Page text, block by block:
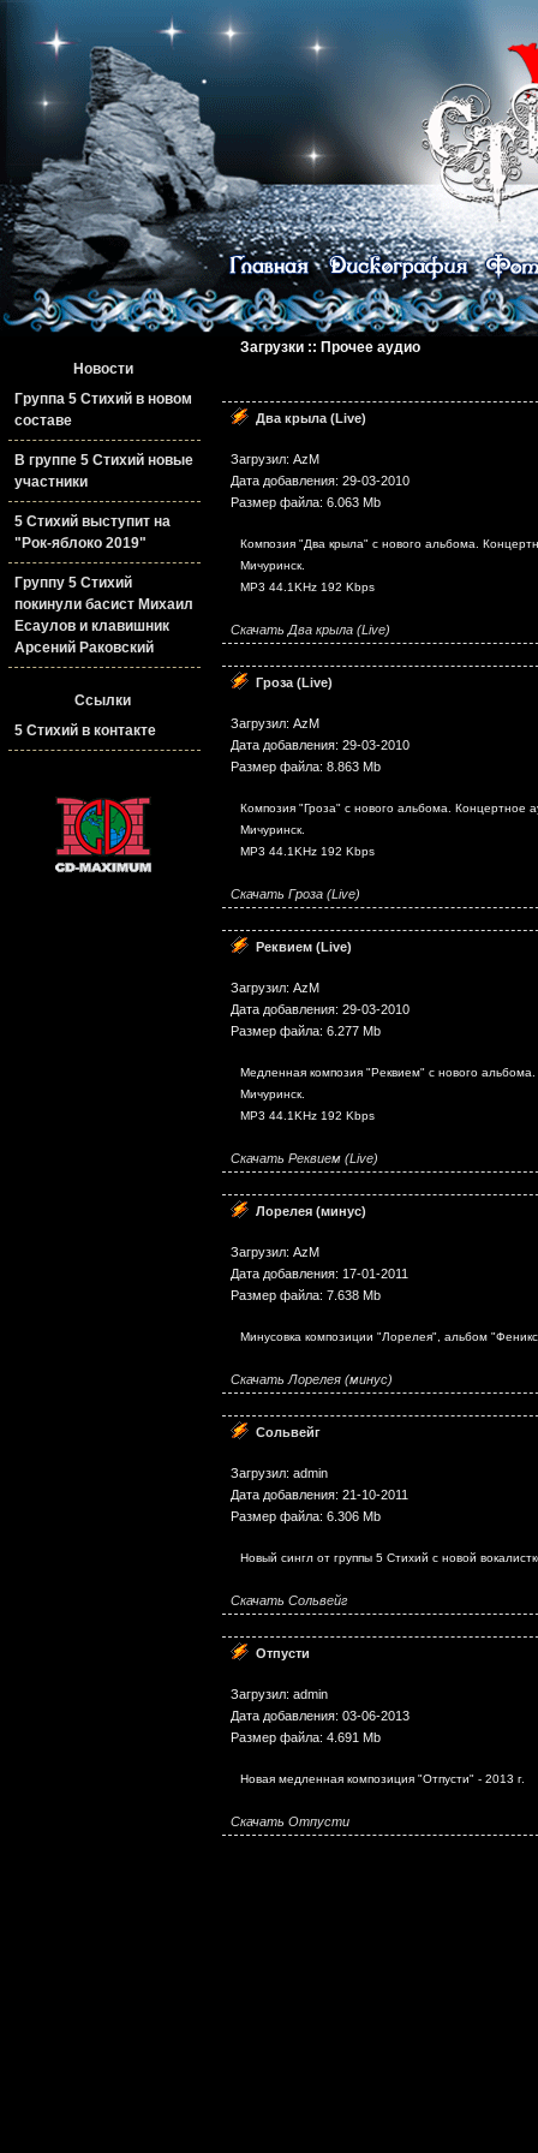
Загрузки :: Прочее аудио
Два крыла (Live)
Загрузил: AzM
Дата добавления: 29-03-2010
Размер файла: 6.063 Mb
Композия "Два крыла" с нового альбома.
Мичуринск.
MP3 44.1KHz 192 Kbps
Скачать Два крыла (Live)
Гроза (Live)
Загрузил: AzM
Дата добавления: 29-03-2010
Размер файла: 8.863 Mb
Композия "Гроза" с нового альбома. Концертное
Мичуринск.
MP3 44.1KHz 192 Kbps
Скачать Гроза (Live)
Реквием (Live)
Загрузил: AzM
Дата добавления: 29-03-2010
Размер файла: 6.277 Mb
Медленная композия "Реквием" с нового
Мичуринск.
MP3 44.1KHz 192 Kbps
Скачать Реквием (Live)
Лорелея (минус)
Загрузил: AzM
Дата добавления: 17-01-2011
Размер файла: 7.638 Mb
Минусовка композиции "Лорелея", альбом
Скачать Лорелея (минус)
Сольвейг
Загрузил: admin
Дата добавления: 21-10-2011
Размер файла: 6.306 Mb
Новый сингл от группы 5 Стихий с новой
Скачать Сольвейг
Отпусти
Загрузил: admin
Дата добавления: 03-06-2013
Размер файла: 4.691 Mb
Новая медленная композиция "Отпусти" - 2013 г.
Скачать Отпусти
Новости
Группа 5 Стихий в новом
составе
В группе 5 Стихий новые
участники
5 Стихий выступит на
"Рок-яблоко 2019"
Группу 5 Стихий
покинули басист Михаил
Есаулов и клавишник
Арсений Раковский
Ссылки
5 Стихий в контакте